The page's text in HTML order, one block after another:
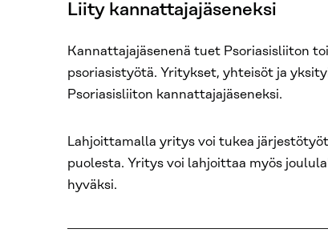
Liity kannattajajäseneksi
Kannattajajäsenenä tuet Psoriasisliiton
psoriasistyötä. Yritykset, yhteisöt ja
Psoriasisliiton kannattajajäseneksi.
Lahjoittamalla yritys voi tukea
puolesta. Yritys voi lahjoittaa myös
hyväksi.